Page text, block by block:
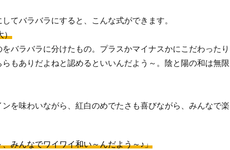
てバラバラにすると、こんな式ができます。
）
バラバラに分けたもの。プラスかマイナスかにこだわったり
もありだよねと認めるといいんだよう～。陰と陽の和は無限
を味わいながら、紅白のめでたさも喜びながら、みんなで楽
みんなでワイワイ和い～んだよう～♪」